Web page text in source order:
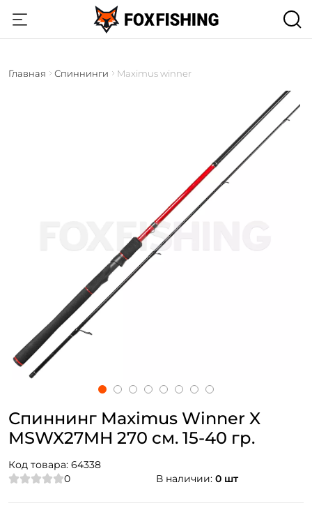
Главная Спиннинги Maximus winner
Спиннинг Maximus Winner X
MSWX27MH 270 см. 15-40 гр.
Код товара: 64338
0
В наличии: 0 шт